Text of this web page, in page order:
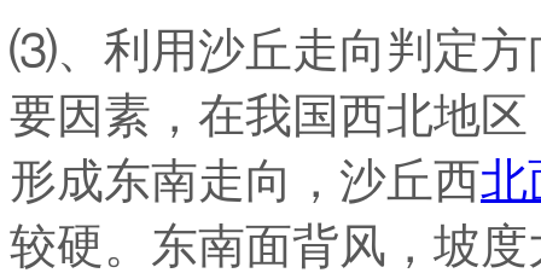
⑶、利用沙丘走向判定方
要因素，在我国西北地
形成东南走向，沙丘西北
较硬。东南面背风，坡